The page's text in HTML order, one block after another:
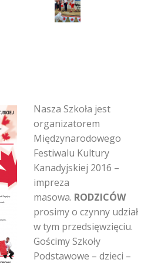
Nasza Szkoła jest
organizatorem
Międzynarodowego
Festiwalu Kultury
Kanadyjskiej 2016 –
impreza
masowa. RODZICÓW
prosimy o czynny udział
w tym przedsięwzięciu.
Gościmy Szkoły
Podstawowe – dzieci –